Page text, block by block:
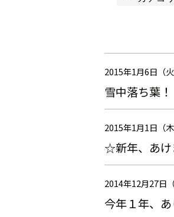
2015年1月6日（火
雪中落ち葉！
2015年1月1日（木
☆新年、あけ
2014年12月27日（
今年１年、